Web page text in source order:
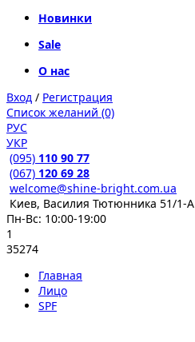
Новинки
Sale
О нас
Вход / Регистрация
Список желаний (0)
РУС
УКР
(095) 110 90 77
(067) 120 69 28
welcome@shine-bright.com.ua
Киев, Василия Тютюнника 51/1-А
Пн-Вс: 10:00-19:00
1
35274
Главная
Лицо
SPF